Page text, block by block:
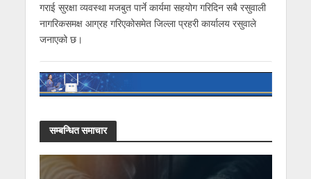
गराई सुरक्षा व्यवस्था मजबुत पार्ने कार्यमा सहयोग गरिदिन सबै रसुवाली
नागरिकसमक्ष आग्रह गरिएकोसमेत जिल्ला प्रहरी कार्यालय रसुवाले
जनाएको छ।
सम्बन्धित समाचार